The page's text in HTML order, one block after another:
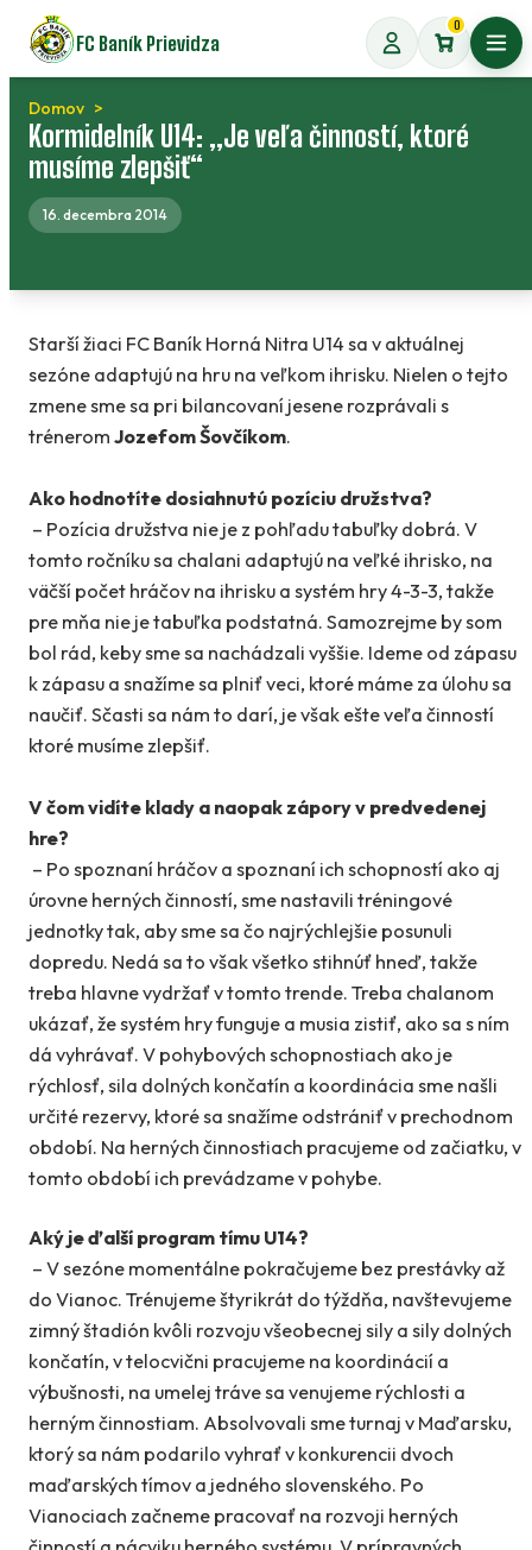
Preskočiť
na
obsah
FC Baník Prievidza
0
Domov
Kormidelník U14: „Je veľa činností, ktoré
musíme zlepšiť“
16. decembra 2014
Starší žiaci FC Baník Horná Nitra U14 sa v aktuálnej
sezóne adaptujú na hru na veľkom ihrisku. Nielen o tejto
zmene sme sa pri bilancovaní jesene rozprávali s
trénerom Jozefom Šovčíkom.
Ako hodnotíte dosiahnutú pozíciu družstva?
– Pozícia družstva nie je z pohľadu tabuľky dobrá. V
tomto ročníku sa chalani adaptujú na veľké ihrisko, na
väčší počet hráčov na ihrisku a systém hry 4-3-3, takže
pre mňa nie je tabuľka podstatná. Samozrejme by som
bol rád, keby sme sa nachádzali vyššie. Ideme od zápasu
k zápasu a snažíme sa plniť veci, ktoré máme za úlohu sa
naučiť. Sčasti sa nám to darí, je však ešte veľa činností
ktoré musíme zlepšiť.
V čom vidíte klady a naopak zápory v predvedenej
hre?
– Po spoznaní hráčov a spoznaní ich schopností ako aj
úrovne herných činností, sme nastavili tréningové
jednotky tak, aby sme sa čo najrýchlejšie posunuli
dopredu. Nedá sa to však všetko stihnúť hneď, takže
treba hlavne vydržať v tomto trende. Treba chalanom
ukázať, že systém hry funguje a musia zistiť, ako sa s ním
dá vyhrávať. V pohybových schopnostiach ako je
rýchlosť, sila dolných končatín a koordinácia sme našli
určité rezervy, ktoré sa snažíme odstrániť v prechodnom
období. Na herných činnostiach pracujeme od začiatku, v
tomto období ich prevádzame v pohybe.
Aký je ďalší program tímu U14?
– V sezóne momentálne pokračujeme bez prestávky až
do Vianoc. Trénujeme štyrikrát do týždňa, navštevujeme
zimný štadión kvôli rozvoju všeobecnej sily a sily dolných
končatín, v telocvični pracujeme na koordinácií a
výbušnosti, na umelej tráve sa venujeme rýchlosti a
herným činnostiam. Absolvovali sme turnaj v Maďarsku,
ktorý sa nám podarilo vyhrať v konkurencii dvoch
maďarských tímov a jedného slovenského. Po
Vianociach začneme pracovať na rozvoji herných